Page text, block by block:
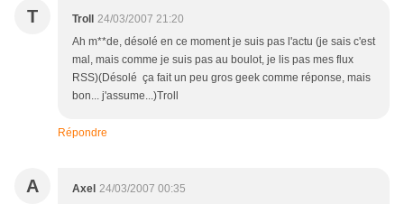
T Troll
24/03/2007 21:20
Ah m**de, désolé en ce moment je suis pas l'actu (je sais c'est
mal, mais comme je suis pas au boulot, je lis pas mes flux
RSS)(Désolé ça fait un peu gros geek comme réponse, mais
bon... j'assume...)Troll
Répondre
A Axel 24/03/2007 00:35